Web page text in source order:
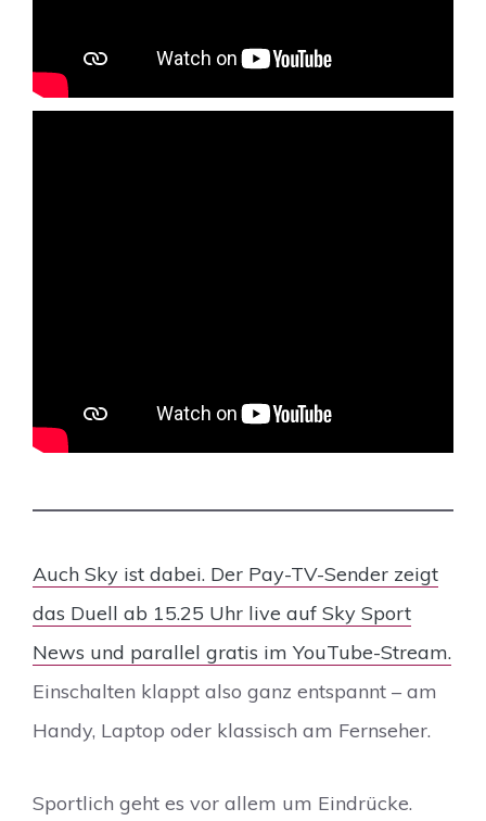
Auch Sky ist dabei. Der Pay-TV-Sender zeigt
das Duell ab 15.25 Uhr live auf Sky Sport
News und parallel gratis im YouTube-Stream.
Einschalten klappt also ganz entspannt – am
Handy, Laptop oder klassisch am Fernseher.
Sportlich geht es vor allem um Eindrücke.